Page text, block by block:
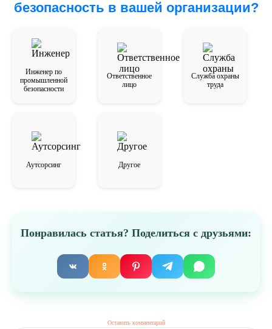
безопасность в вашей организации?
Инженер по
промышленной
безопасности
Ответственное
лицо
Служба охраны
труда
Аутсорсинг Другое
Понравилась статья? Поделиться с друзьями:
Оставить комментарий